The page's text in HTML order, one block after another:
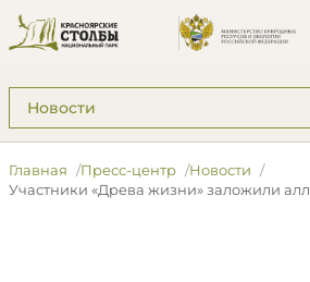
Подразделы: Пресс-центр
Главная Пресс-центр
Новости
Участники «Древа жизни» заложили